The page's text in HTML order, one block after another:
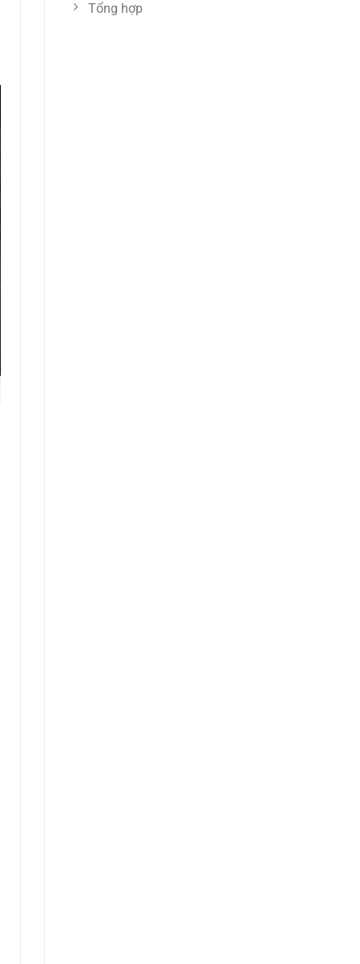
Tổng hợp